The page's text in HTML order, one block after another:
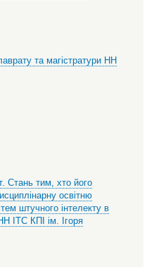
та магістратури НН
Стань тим, хто його
освітню
штучного інтелекту в
ІТС КПІ ім. Ігоря